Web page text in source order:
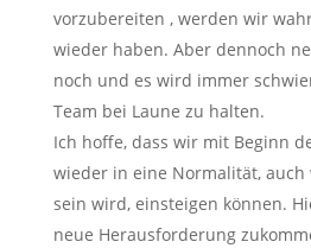
vorzubereiten , werden wir
wieder haben. Aber dennoch
noch und es wird immer
Team bei Laune zu halten.
Ich hoffe, dass wir mit Beginn
wieder in eine Normalität, auch
sein wird, einsteigen können.
neue Herausforderung